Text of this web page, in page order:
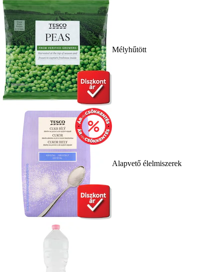
Mélyhűtött
Alapvető élelmiszerek